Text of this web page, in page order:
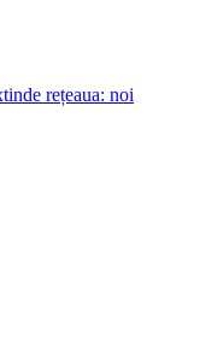
rețeaua: noi